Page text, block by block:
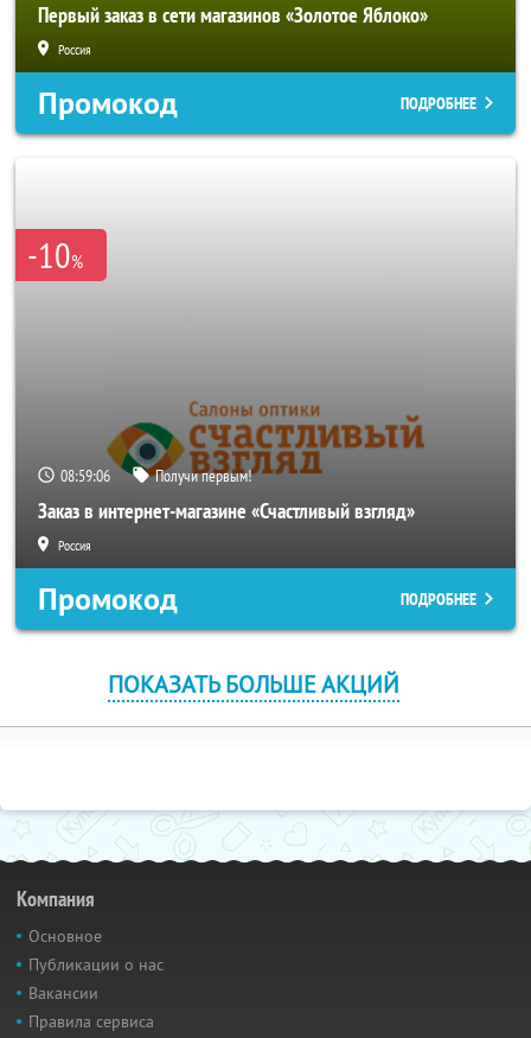
Первый заказ в сети магазинов «Золотое Яблоко»
Россия
Промокод ПОДРОБНЕЕ
-10%
08:59:05 Получи первым!
Заказ в интернет-магазине «Счастливый взгляд»
Россия
Промокод ПОДРОБНЕЕ
ПОКАЗАТЬ БОЛЬШЕ АКЦИЙ
Компания
Основное
Публикации о нас
Вакансии
Правила сервиса